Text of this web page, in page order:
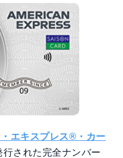
エキスプレス®・カー
行された完全ナンバー